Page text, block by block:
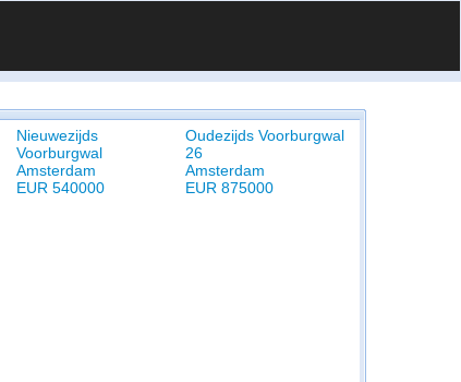
Nieuwezijds
Voorburgwal
Amsterdam
EUR 540000
Oudezijds Voorburgwal
26
Amsterdam
EUR 875000